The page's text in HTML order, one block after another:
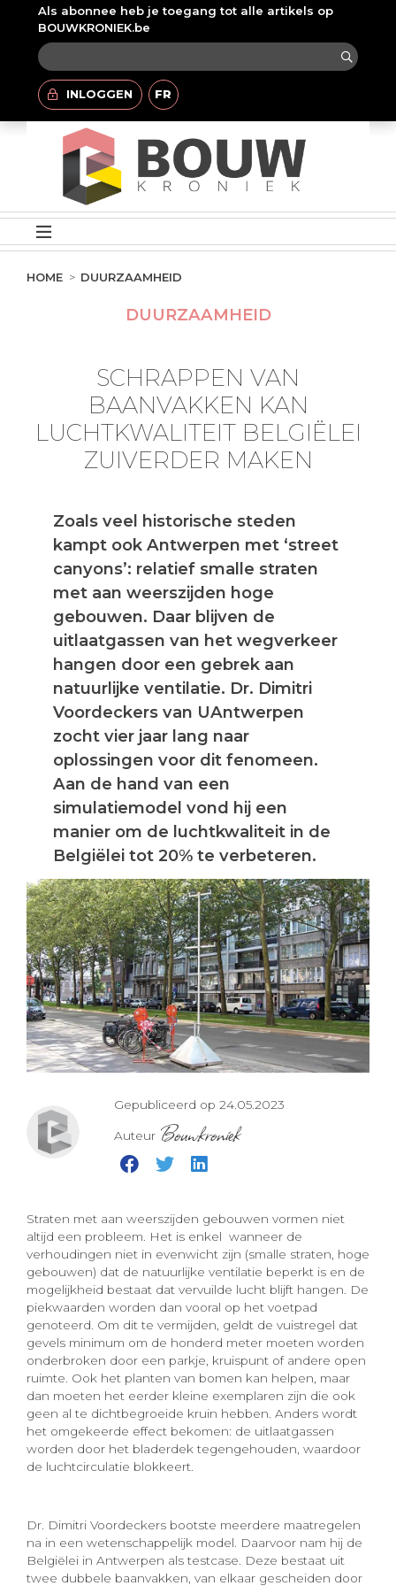
Als abonnee heb je toegang tot alle artikels op
BOUWKRONIEK.be
INLOGGEN FR
HOME DUURZAAMHEID
DUURZAAMHEID
SCHRAPPEN VAN
BAANVAKKEN KAN
LUCHTKWALITEIT BELGIËLEI
ZUIVERDER MAKEN
Zoals veel historische steden
kampt ook Antwerpen met ‘street
canyons’: relatief smalle straten
met aan weerszijden hoge
gebouwen. Daar blijven de
uitlaatgassen van het wegverkeer
hangen door een gebrek aan
natuurlijke ventilatie. Dr. Dimitri
Voordeckers van UAntwerpen
zocht vier jaar lang naar
oplossingen voor dit fenomeen.
Aan de hand van een
simulatiemodel vond hij een
manier om de luchtkwaliteit in de
Belgiëlei tot 20% te verbeteren.
Gepubliceerd op 24.05.2023
Auteur Bouwkroniek
Straten met aan weerszijden gebouwen vormen niet
altijd een probleem. Het is enkel wanneer de
verhoudingen niet in evenwicht zijn (smalle straten, hoge
gebouwen) dat de natuurlijke ventilatie beperkt is en de
mogelijkheid bestaat dat vervuilde lucht blijft hangen. De
piekwaarden worden dan vooral op het voetpad
genoteerd. Om dit te vermijden, geldt de vuistregel dat
gevels minimum om de honderd meter moeten worden
onderbroken door een parkje, kruispunt of andere open
ruimte. Ook het planten van bomen kan helpen, maar
dan moeten het eerder kleine exemplaren zijn die ook
geen al te dichtbegroeide kruin hebben. Anders wordt
het omgekeerde effect bekomen: de uitlaatgassen
worden door het bladerdek tegengehouden, waardoor
de luchtcirculatie blokkeert.
Dr. Dimitri Voordeckers bootste meerdere maatregelen
na in een wetenschappelijk model. Daarvoor nam hij de
Belgiëlei in Antwerpen als testcase. Deze bestaat uit
twee dubbele baanvakken, van elkaar gescheiden door